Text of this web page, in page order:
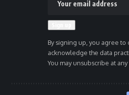
By signing up, you agree to
acknowledge the data
You may unsubscribe at any